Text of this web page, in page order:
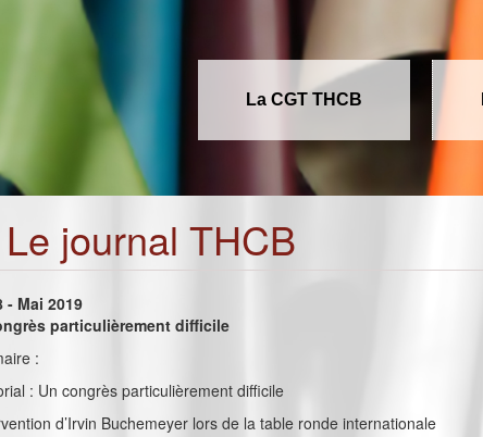
La CGT THCB
Le journal THCB
- Mai 2019
particulièrement difficile
:
: Un congrès particulièrement difficile
d’Irvin Buchemeyer lors de la table ronde internationale